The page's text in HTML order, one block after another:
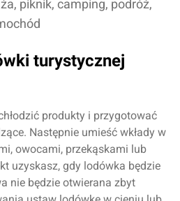
piknik, camping, podróż,
turystycznej
produkty i przygotować
Następnie umieść wkłady w
owocami, przekąskami lub
uzyskasz, gdy lodówka będzie
nie będzie otwierana zbyt